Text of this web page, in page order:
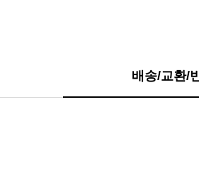
배송/교환/